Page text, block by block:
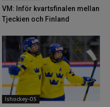
VM: Inför kvartsfinalen mellan
Tjeckien och Finland
Ishockey-OS